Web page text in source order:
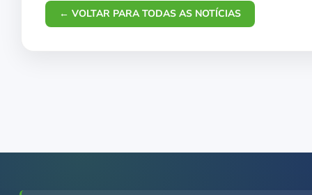
← VOLTAR PARA TODAS AS NOTÍCIAS